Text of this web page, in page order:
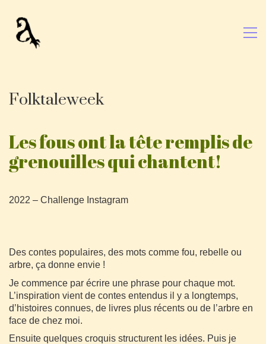
Folktaleweek
Les fous ont la tête remplis de
grenouilles qui chantent!
2022 – Challenge Instagram
Des contes populaires, des mots comme fou, rebelle ou
arbre, ça donne envie !
Je commence par écrire une phrase pour chaque mot.
L’inspiration vient de contes entendus il y a longtemps,
d’histoires connues, de livres plus récents ou de l’arbre en
face de chez moi.
Ensuite quelques croquis structurent les idées. Puis je